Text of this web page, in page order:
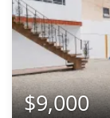
$9,000